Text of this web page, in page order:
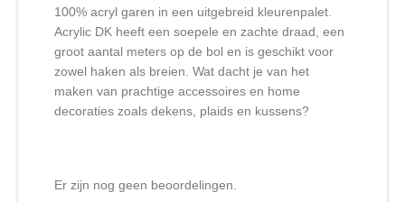
100% acryl garen in een uitgebreid kleurenpalet.
Acrylic DK heeft een soepele en zachte draad, een
groot aantal meters op de bol en is geschikt voor
zowel haken als breien. Wat dacht je van het
maken van prachtige accessoires en home
decoraties zoals dekens, plaids en kussens?
Er zijn nog geen beoordelingen.